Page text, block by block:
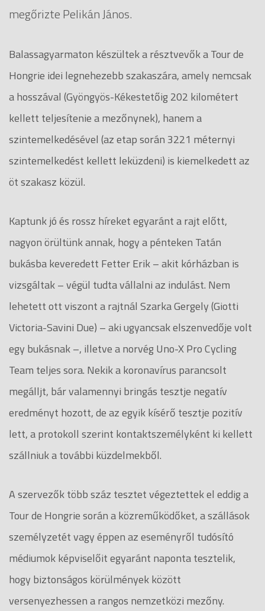
megőrizte Pelikán János.
Balassagyarmaton készültek a résztvevők a Tour de
Hongrie idei legnehezebb szakaszára, amely nemcsak
a hosszával (Gyöngyös-Kékestetőig 202 kilométert
kellett teljesítenie a mezőnynek), hanem a
szintemelkedésével (az etap során 3221 méternyi
szintemelkedést kellett leküzdeni) is kiemelkedett az
öt szakasz közül.
Kaptunk jó és rossz híreket egyaránt a rajt előtt,
nagyon örültünk annak, hogy a pénteken Tatán
bukásba keveredett Fetter Erik – akit kórházban is
vizsgáltak – végül tudta vállalni az indulást. Nem
lehetett ott viszont a rajtnál Szarka Gergely (Giotti
Victoria-Savini Due) – aki ugyancsak elszenvedője volt
egy bukásnak –, illetve a norvég Uno-X Pro Cycling
Team teljes sora. Nekik a koronavírus parancsolt
megálljt, bár valamennyi bringás tesztje negatív
eredményt hozott, de az egyik kísérő tesztje pozitív
lett, a protokoll szerint kontaktszemélyként ki kellett
szállniuk a további küzdelmekből.
A szervezők több száz tesztet végeztettek el eddig a
Tour de Hongrie során a közreműködőket, a szállások
személyzetét vagy éppen az eseményről tudósító
médiumok képviselőit egyaránt naponta tesztelik,
hogy biztonságos körülmények között
versenyezhessen a rangos nemzetközi mezőny.